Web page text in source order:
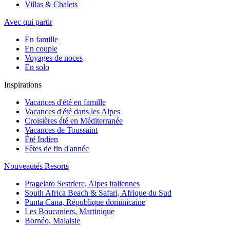
Villas & Chalets
Avec qui partir
En famille
En couple
Voyages de noces
En solo
Inspirations
Vacances d'été en famille
Vacances d'été dans les Alpes
Croisières été en Méditerranée
Vacances de Toussaint
Été Indien
Fêtes de fin d'année
Nouveautés Resorts
Pragelato Sestriere, Alpes italiennes
South Africa Beach & Safari, Afrique du Sud
Punta Cana, République dominicaine
Les Boucaniers, Martinique
Bornéo, Malaisie